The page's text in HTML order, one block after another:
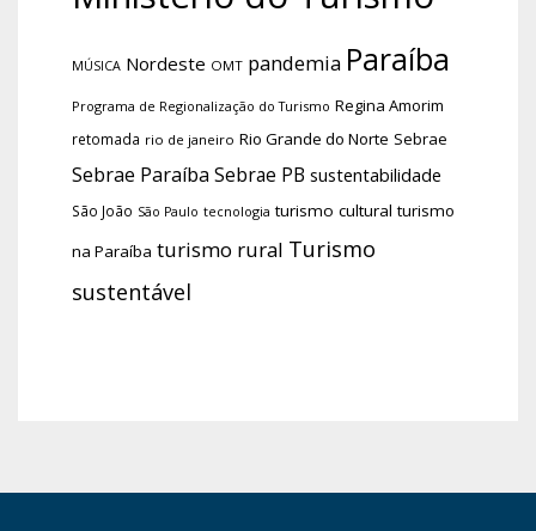
MÚSICA Nordeste OMT pandemia Paraíba
Programa de Regionalização do Turismo Regina Amorim
retomada rio de janeiro Rio Grande do Norte Sebrae
Sebrae Paraíba Sebrae PB sustentabilidade
São João São Paulo tecnologia turismo cultural turismo
na Paraíba turismo rural Turismo
sustentável